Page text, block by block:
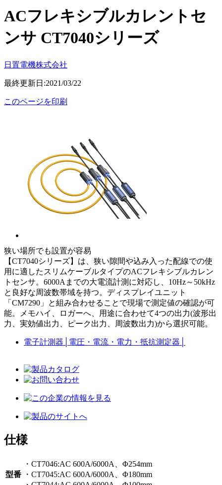
ACフレキシブルカレントセ
ンサ CT7040シリーズ
日置電機株式会社
最終更新日:2021/03/22
このページを印刷
狭い場所でも設置が容易
【CT7040シリーズ】は、狭い隙間や込み入った配線での使
用に適したスリムケーブルタイプのACフレキシブルカレン
トセンサ。6000Aまでの大電流計測に対応し、10Hz～50kHz
と良好な周波数帯域を持つ。ディスプレイユニット
「CM7290」と組み合わせることで現場で測定値の確認が可
能。メモハイ、ロガーへ、用途に合わせて4つの出力(波形出
力、実効値出力、ピーク出力、周波数出力)から選択可能。
電子計測器 電圧・電流・電力・抵抗測定器
仕様
型番
・CT7046:AC 600A/6000A、Φ254mm
・CT7045:AC 600A/6000A、Φ180mm